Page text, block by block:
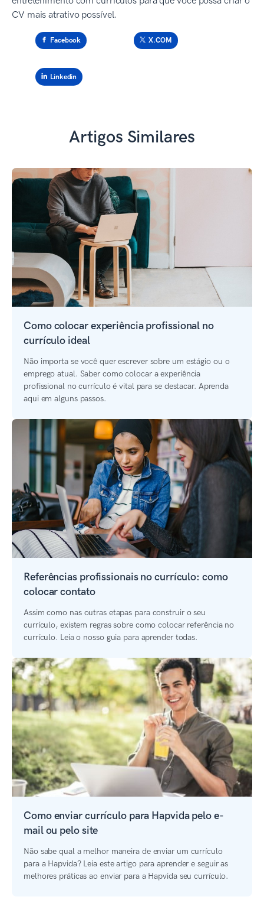
CV mais atrativo possível.
Facebook X.COM
Linkedin
Artigos Similares
Como colocar experiência profissional no
currículo ideal
Não importa se você quer escrever sobre um estágio ou o
emprego atual. Saber como colocar a experiência
profissional no currículo é vital para se destacar. Aprenda
aqui em alguns passos.
Referências profissionais no currículo: como
colocar contato
Assim como nas outras etapas para construir o seu
currículo, existem regras sobre como colocar referência no
currículo. Leia o nosso guia para aprender todas.
Como enviar currículo para Hapvida pelo e-
mail ou pelo site
Não sabe qual a melhor maneira de enviar um currículo
para a Hapvida? Leia este artigo para aprender e seguir as
melhores práticas ao enviar para a Hapvida seu currículo.